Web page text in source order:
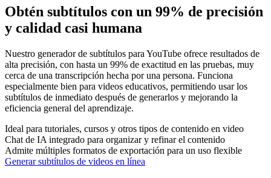
Obtén subtítulos con un 99% de precisión
y calidad casi humana
Nuestro generador de subtítulos para YouTube ofrece resultados de
alta precisión, con hasta un 99% de exactitud en las pruebas, muy
cerca de una transcripción hecha por una persona. Funciona
especialmente bien para videos educativos, permitiendo usar los
subtítulos de inmediato después de generarlos y mejorando la
eficiencia general del aprendizaje.
Ideal para tutoriales, cursos y otros tipos de contenido en video
Chat de IA integrado para organizar y refinar el contenido
Admite múltiples formatos de exportación para un uso flexible
Generar subtítulos de videos en línea